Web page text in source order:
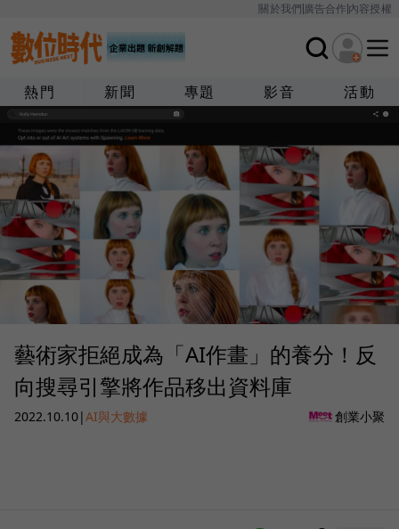
關於我們廣告合作內容授權
熱門 新聞 專題 影音 活動
藝術家拒絕成為「AI作畫」的養分！反
向搜尋引擎將作品移出資料庫
2022.10.10|AI與大數據 創業小聚